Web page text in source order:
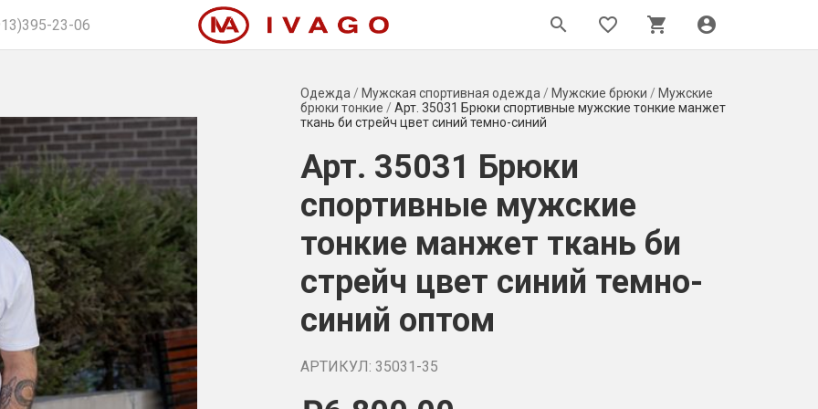
23-06 search favorite_border shopping_cart account_circle
Одежда / Мужская спортивная одежда / Мужские брюки / Мужские
брюки тонкие /Арт. 35031 Брюки спортивные мужские тонкие манжет
ткань би стрейч цвет синий темно-синий
Арт. 35031 Брюки
спортивные мужские
тонкие манжет ткань би
стрейч цвет синий темно-
синий оптом
АРТИКУЛ: 35031-35